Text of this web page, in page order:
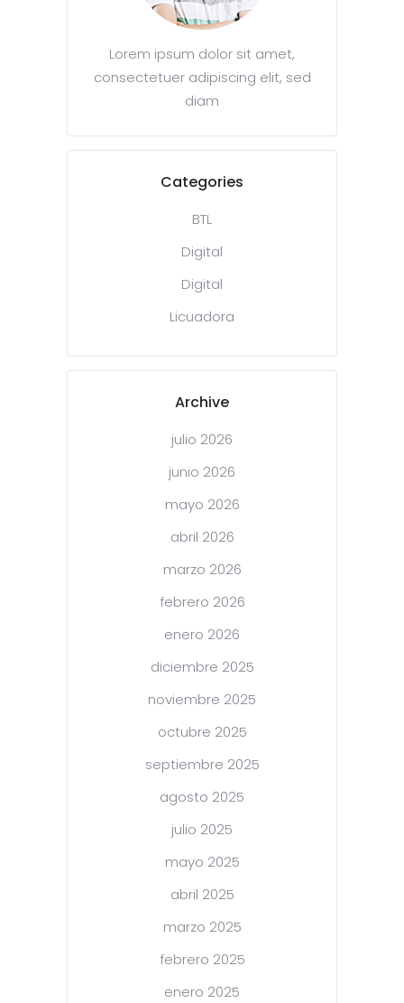
Lorem ipsum dolor sit amet,
consectetuer adipiscing elit, sed
diam
Categories
BTL
Digital
Digital
Licuadora
Archive
julio 2026
junio 2026
mayo 2026
abril 2026
marzo 2026
febrero 2026
enero 2026
diciembre 2025
noviembre 2025
octubre 2025
septiembre 2025
agosto 2025
julio 2025
mayo 2025
abril 2025
marzo 2025
febrero 2025
enero 2025